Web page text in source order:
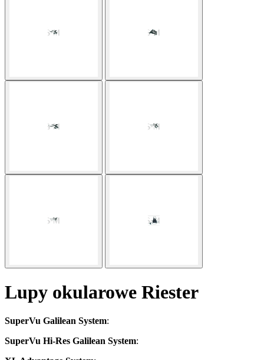
Lupy okularowe Riester
SuperVu Galilean System:
SuperVu Hi-Res Galilean System: